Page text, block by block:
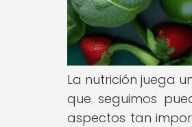
La nutrición juega
que seguimos
aspectos tan